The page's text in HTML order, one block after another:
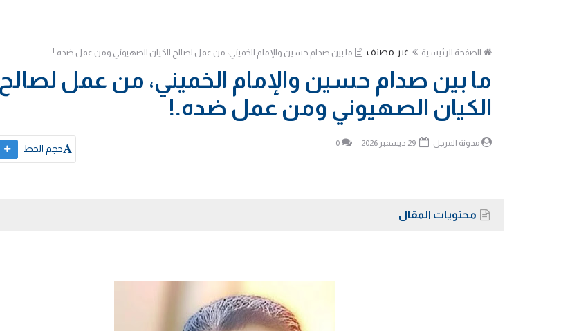
الصفحة الرئيسية غير مصنف ما بين صدام حسين والإمام الخميني، من عمل لصالح الكيان الصهيوني ومن عمل ضده.!
ما بين صدام حسين والإمام الخميني، من عمل لصالح
الكيان الصهيوني ومن عمل ضده.!
مدونة المرجل 0 حجم الخط
محتويات المقال